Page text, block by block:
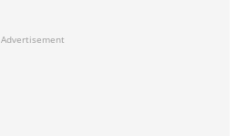
Advertisement